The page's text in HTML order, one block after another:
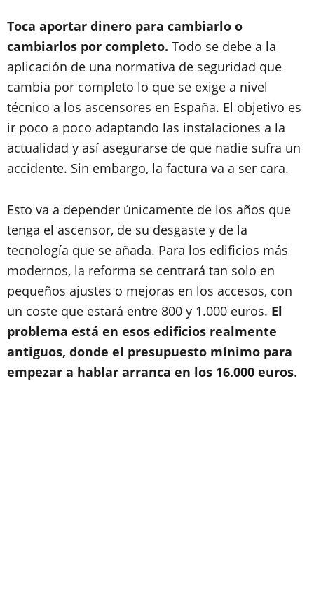
Toca aportar dinero para cambiarlo o
cambiarlos por completo. Todo se debe a la
aplicación de una normativa de seguridad que
cambia por completo lo que se exige a nivel
técnico a los ascensores en España. El objetivo es
ir poco a poco adaptando las instalaciones a la
actualidad y así asegurarse de que nadie sufra un
accidente. Sin embargo, la factura va a ser cara.
Esto va a depender únicamente de los años que
tenga el ascensor, de su desgaste y de la
tecnología que se añada. Para los edificios más
modernos, la reforma se centrará tan solo en
pequeños ajustes o mejoras en los accesos, con
un coste que estará entre 800 y 1.000 euros. El
problema está en esos edificios realmente
antiguos, donde el presupuesto mínimo para
empezar a hablar arranca en los 16.000 euros.